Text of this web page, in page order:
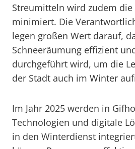
Streumitteln wird zudem
minimiert. Die
legen großen Wert darauf,
Schneeräumung effizient
durchgeführt wird, um die
der Stadt auch im Winter
Im Jahr 2025 werden in
Technologien und digitale
in den Winterdienst